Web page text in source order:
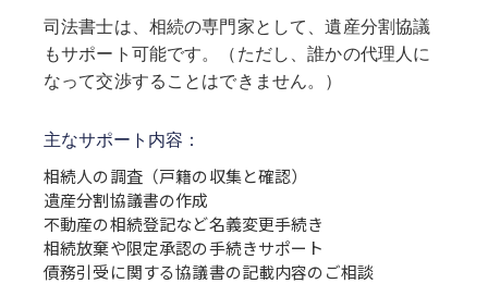
司法書士は、相続の専門家として、遺産分割協議
もサポート可能です。（ただし、誰かの代理人に
なって交渉することはできません。）
主なサポート内容：
相続人の調査（戸籍の収集と確認）
遺産分割協議書の作成
不動産の相続登記など名義変更手続き
相続放棄や限定承認の手続きサポート
債務引受に関する協議書の記載内容のご相談